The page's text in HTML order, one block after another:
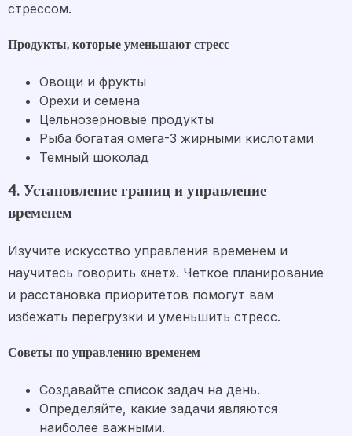
стрессом.
Продукты, которые уменьшают стресс
Овощи и фрукты
Орехи и семена
Цельнозерновые продукты
Рыба богатая омега-3 жирными кислотами
Темный шоколад
4. Установление границ и управление
временем
Изучите искусство управления временем и
научитесь говорить «нет». Четкое планирование
и расстановка приоритетов помогут вам
избежать перегрузки и уменьшить стресс.
Советы по управлению временем
Создавайте список задач на день.
Определяйте, какие задачи являются
наиболее важными.